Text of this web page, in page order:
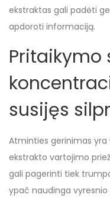
ekstraktas gali padėti
apdoroti informaciją.
Pritaikymo
susijęs
Atminties gerinimas yra
ekstrakto vartojimo
gali pagerinti tiek
ypač naudinga